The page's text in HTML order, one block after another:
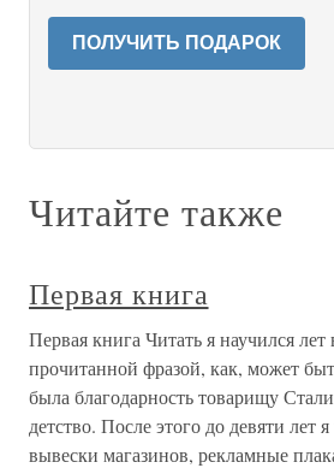
ПОЛУЧИТЬ ПОДАРОК
Читайте также
Первая книга
Первая книга Читать я научился
прочитанной фразой, как, может
была благодарность товарищу
детство. После этого до девяти лет
вывески магазинов, рекламные